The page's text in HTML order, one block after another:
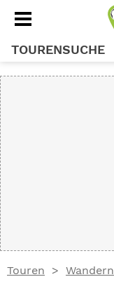
Touren Wandern
TOURENSUCHE